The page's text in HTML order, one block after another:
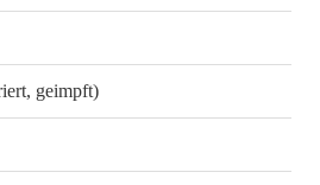
geimpft)